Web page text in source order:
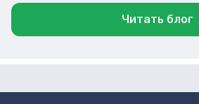
Читать блог